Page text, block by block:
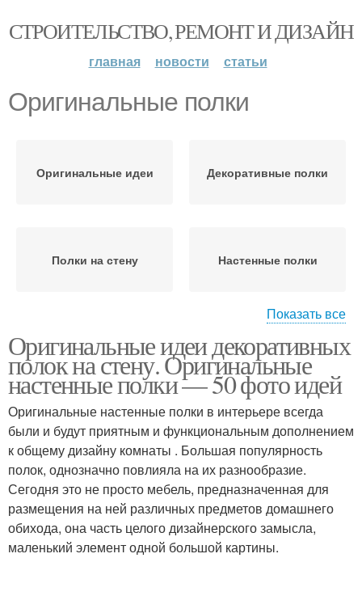
СТРОИТЕЛЬСТВО, РЕМОНТ И ДИЗАЙН
главная новости статьи
Оригинальные полки
Оригинальные идеи Декоративные полки
Полки на стену Настенные полки
Полки на кухне Навесные полки
Полки в интерьере Эксклюзивные полки
Модульные полки
Стеллаж из модульных
полок
Показать все
Оригинальные идеи декоративных
полок на стену. Оригинальные
настенные полки — 50 фото идей
Оригинальные настенные полки в интерьере всегда
были и будут приятным и функциональным дополнением
к общему дизайну комнаты . Большая популярность
полок, однозначно повлияла на их разнообразие.
Сегодня это не просто мебель, предназначенная для
размещения на ней различных предметов домашнего
обихода, она часть целого дизайнерского замысла,
маленький элемент одной большой картины.